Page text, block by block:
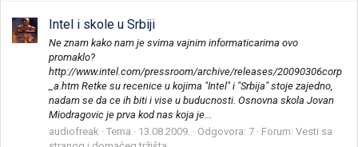
Intel i skole u Srbiji
Ne znam kako nam je svima vajnim informaticarima ovo
promaklo?
http://www.intel.com/pressroom/archive/releases/20090306corp
_a.htm Retke su recenice u kojima "Intel" i "Srbija" stoje zajedno,
nadam se da ce ih biti i vise u buducnosti. Osnovna skola Jovan
Miodragovic je prva kod nas koja je...
audiofreak
Tema 13.08.2009. Odgovora: 7 Forum: Vesti sa